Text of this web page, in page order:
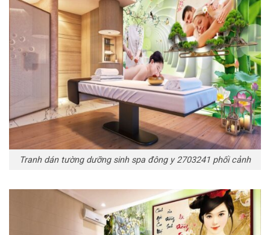
Tranh dán tường dưỡng sinh spa đông y 2703241 phối cảnh